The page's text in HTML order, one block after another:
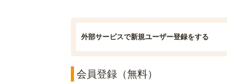
外部サービスで新規ユーザー登録をする
会員登録（無料）